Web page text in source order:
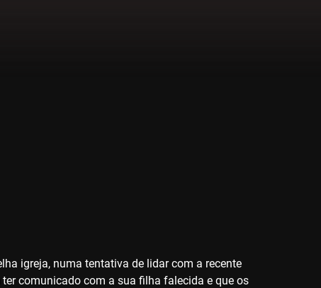
igreja, numa tentativa de lidar com a recente
comunicado com a sua filha falecida e que os